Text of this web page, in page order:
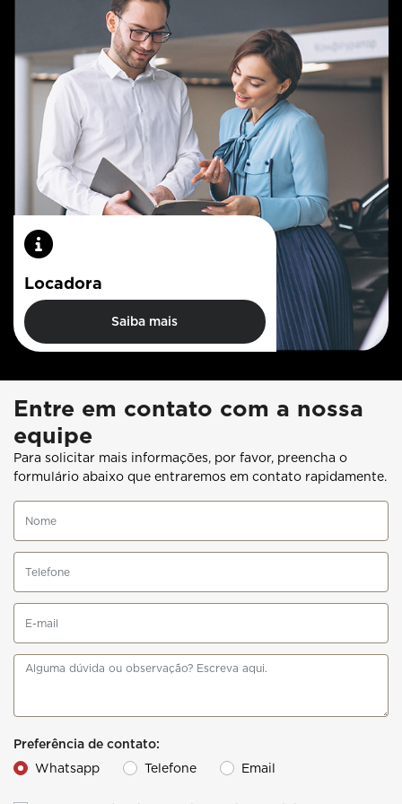
Locadora
Saiba mais
Entre em contato com a nossa
equipe
Para solicitar mais informações, por favor, preencha o
formulário abaixo que entraremos em contato rapidamente.
Preferência de contato:
Whatsapp
Telefone Email